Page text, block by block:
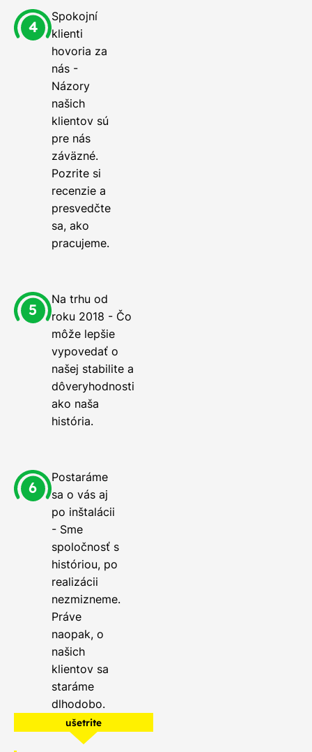
Spokojní
klienti
hovoria za
nás -
Názory
našich
klientov sú
pre nás
záväzné.
Pozrite si
recenzie a
presvedčte
sa, ako
pracujeme.
Na trhu od
roku 2018 - Čo
môže lepšie
vypovedať o
našej stabilite a
dôveryhodnosti
ako naša
história.
Postaráme
sa o vás aj
po inštalácii
- Sme
spoločnosť s
históriou, po
realizácii
nezmizneme.
Práve
naopak, o
našich
klientov sa
staráme
dlhodobo.
ušetrite